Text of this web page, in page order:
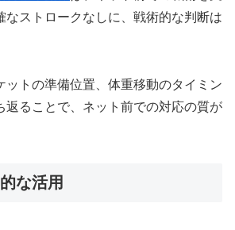
なストロークなしに、戦術的な判断は
ットの準備位置、体重移動のタイミン
返ることで、ネット前での対応の質が
な活用